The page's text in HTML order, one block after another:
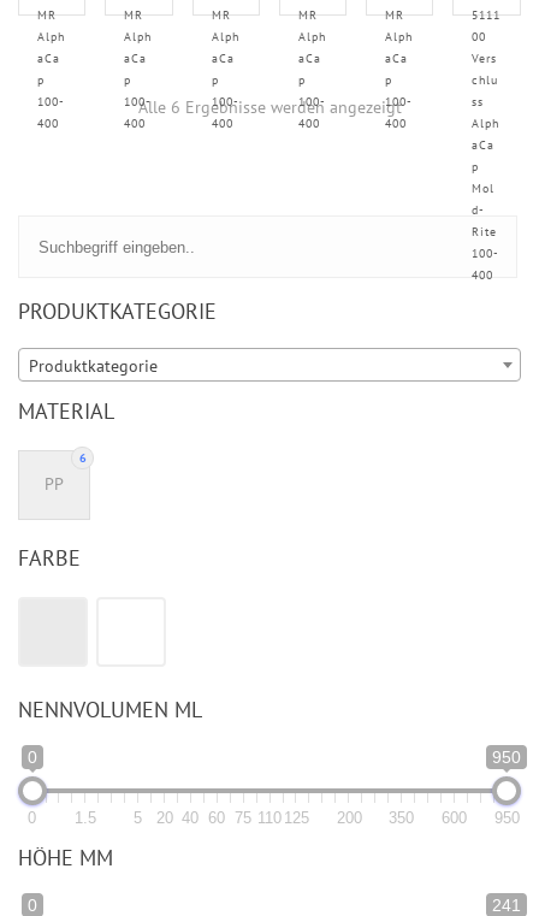
MR
Alph
aCa
p
100-
400
MR
Alph
aCa
p
100-
400
MR
Alph
aCa
p
100-
400
MR
Alph
aCa
p
100-
400
MR
Alph
aCa
p
100-
400
5111
00
Vers
chlu
ss
Alph
aCa
p
Mol
d-
Rite
100-
400
Alle 6 Ergebnisse werden angezeigt
PRODUKTKATEGORIE
Produktkategorie
MATERIAL
6
PP
FARBE
NENNVOLUMEN ML
0 950
0 1.5 5 20 40 60 75 110 125 200 350 600 950
HÖHE MM
0 241